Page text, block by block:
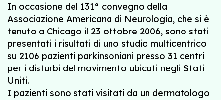
In occasione del 131° convegno della
Associazione Americana di Neurologia, che si è
tenuto a Chicago il 23 ottobre 2006, sono stati
presentati i risultati di uno studio multicentrico
su 2106 pazienti parkinsoniani presso 31 centri
per i disturbi del movimento ubicati negli Stati
Uniti.
I pazienti sono stati visitati da un dermatologo